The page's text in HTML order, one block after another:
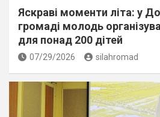
Яскраві моменти літа: у
громаді молодь
для понад 200 дітей
07/29/2026 silahromad